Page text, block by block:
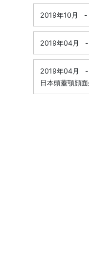
2019年10月 -
2019年04月 -
2019年04月
-
日本頭蓋顎顔